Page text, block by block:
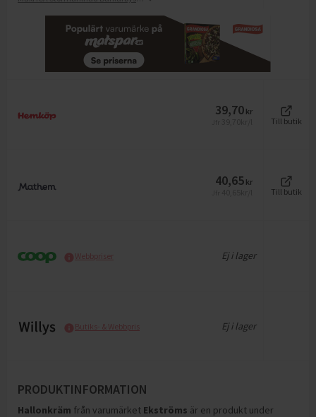
39,70 kr
Till butik
40,65 kr
Till butik
Webbpriser Ej i lager
Butiks- & Webbpris Ej i lager
PRODUKTINFORMATION
Hallonkräm från varumärket Ekströms är en produkt under